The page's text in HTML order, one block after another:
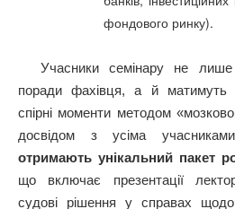
фондового ринку).
Учасники семінару не лише
поради фахівця, а й матимуть
спірні моменти методом
досвідом з усіма
отримають унікальний пакет
що включає презентації
судові рішення у справах